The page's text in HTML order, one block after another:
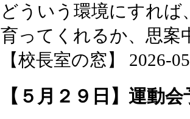
どういう環境にすれ
育ってくれるか、思案
【校長室の窓】 2026-
【５月２９日】運動